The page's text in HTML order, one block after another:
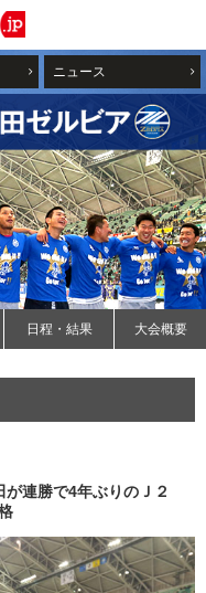
ニュース
日程・結果 大会概要
が連勝で4年ぶりのＪ２